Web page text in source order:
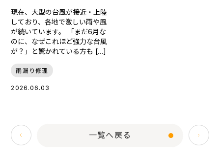
脅威から建物を守る緊急
メンテナンス知識
現在、大型の台風が接近・上陸
しており、各地で激しい雨や風
が続いています。 「まだ6月な
のに、なぜこれほど強力な台風
が？」と驚かれている方も […]
雨漏り修理
2026.06.03
一覧へ戻る